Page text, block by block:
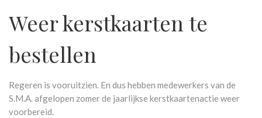
Weer kerstkaarten te
bestellen
Regeren is vooruitzien. En dus hebben medewerkers van de
S.M.A. afgelopen zomer de jaarlijkse kerstkaartenactie weer
voorbereid.